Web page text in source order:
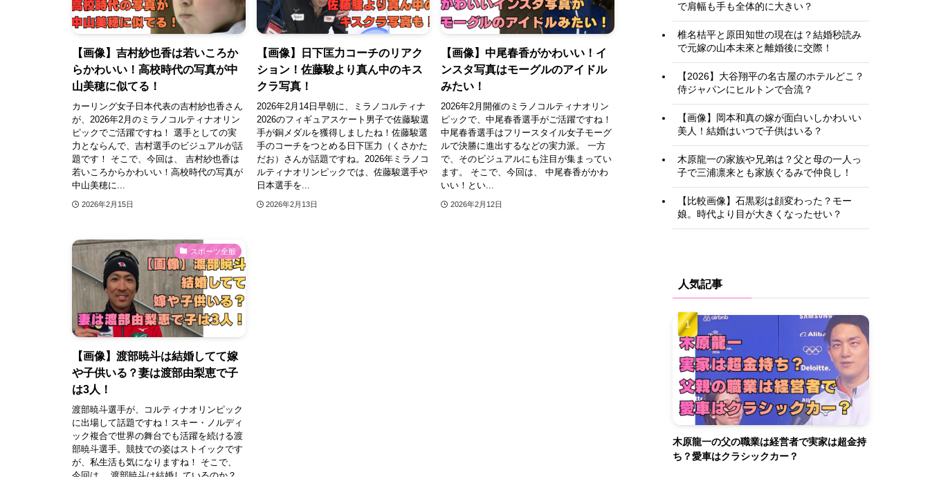
【画像】吉村紗也香は若いころか
らかわいい！高校時代の写真が中
山美穂に似てる！
カーリング女子日本代表の吉村紗也香さん
が、2026年2月のミラノコルティナオリン
ピックでご活躍ですね！ 選手としての実
力とならんで、吉村選手のビジュアルが話
題です！ そこで、今回は、 吉村紗也香は
若いころからかわいい！高校時代の写真が
中山美穂に...
2026年2月15日
【画像】日下匡力コーチのリアク
ション！佐藤駿より真ん中のキス
クラ写真！
2026年2月14日早朝に、ミラノコルティナ
2026のフィギュアスケート男子で佐藤駿選
手が銅メダルを獲得しましたね！佐藤駿選
手のコーチをつとめる日下匡力（くさかた
だお）さんが話題ですね。2026年ミラノコ
ルティナオリンピックでは、佐藤駿選手や
日本選手を...
2026年2月13日
【画像】中尾春香がかわいい！イ
ンスタ写真はモーグルのアイドル
みたい！
2026年2月開催のミラノコルティナオリン
ピックで、中尾春香選手がご活躍ですね！
中尾春香選手はフリースタイル女子モーグ
ルで決勝に進出するなどの実力派。 一方
で、そのビジュアルにも注目が集まってい
ます。 そこで、今回は、 中尾春香がかわ
いい！とい...
2026年2月12日
スポーツ全般
【画像】渡部暁斗は結婚してて嫁
や子供いる？妻は渡部由梨恵で子
は3人！
渡部暁斗選手が、コルティナオリンピック
に出場して話題ですね！スキー・ノルディ
ック複合で世界の舞台でも活躍を続ける渡
部暁斗選手。競技での姿はストイックです
が、私生活も気になりますね！ そこで、
で肩幅も手も全体的に大きい？
椎名桔平と原田知世の現在は？結婚秒読み
で元嫁の山本未來と離婚後に交際！
【2026】大谷翔平の名古屋のホテルどこ？
侍ジャパンにヒルトンで合流？
【画像】岡本和真の嫁が面白いしかわいい
美人！結婚はいつで子供はいる？
木原龍一の家族や兄弟は？父と母の一人っ
子で三浦凛来とも家族ぐるみで仲良し！
【比較画像】石黒彩は顔変わった？モー
娘。時代より目が大きくなったせい？
人気記事
木原龍一の父の職業は経営者で実家は超金持
ち？愛車はクラシックカー？